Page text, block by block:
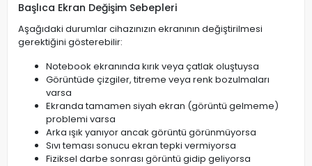
Başlıca Ekran Değişim Sebepleri
Aşağıdaki durumlar cihazınızın ekranının değiştirilmesi
gerektiğini gösterebilir:
Notebook ekranında kırık veya çatlak oluştuysa
Görüntüde çizgiler, titreme veya renk bozulmaları
varsa
Ekranda tamamen siyah ekran (görüntü gelmeme)
problemi varsa
Arka ışık yanıyor ancak görüntü görünmüyorsa
Sıvı teması sonucu ekran tepki vermiyorsa
Fiziksel darbe sonrası görüntü gidip geliyorsa